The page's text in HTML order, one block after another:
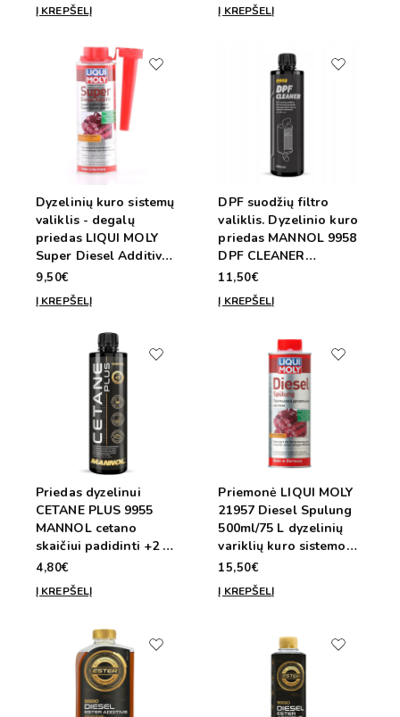
Į KREPŠELĮ Į KREPŠELĮ
Dyzelinių kuro sistemų
valiklis - degalų
priedas LIQUI MOLY
Super Diesel Additiv
5120 - 250ml/75L
9,50€
Į KREPŠELĮ
DPF suodžių filtro
valiklis. Dyzelinio kuro
priedas MANNOL 9958
DPF CLEANER
400ml/60L
11,50€
Į KREPŠELĮ
Priedas dyzelinui
CETANE PLUS 9955
MANNOL cetano
skaičiui padidinti +2 -
4 punktai 450ml / 135l
4,80€
Į KREPŠELĮ
Priemonė LIQUI MOLY
21957 Diesel Spulung
500ml/75 L dyzelinių
variklių kuro sistemos
darbui ir valymui
gerinti
15,50€
Į KREPŠELĮ